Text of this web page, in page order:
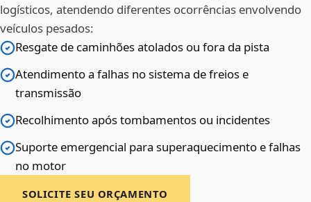
logísticos, atendendo diferentes ocorrências envolvendo
veículos pesados:
Resgate de caminhões atolados ou fora da pista
Atendimento a falhas no sistema de freios e
transmissão
Recolhimento após tombamentos ou incidentes
Suporte emergencial para superaquecimento e falhas
no motor
SOLICITE SEU ORÇAMENTO